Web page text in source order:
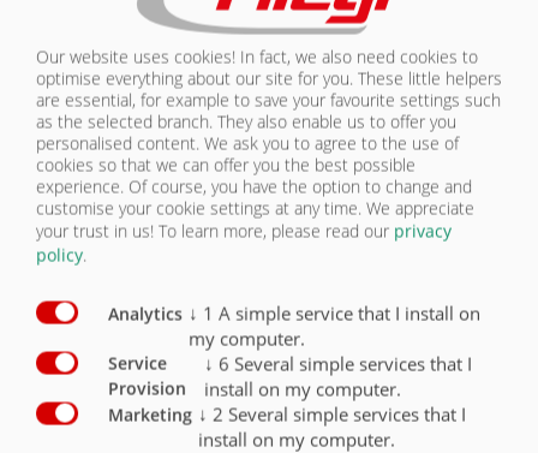
производства. В
качестве обеспечения
наших финансовых
решений мы теперь
используем
финансируемые
машины.
Выгодные и
неизменные
условия
фиксированными на
весь срок действия
кредита. Это дает
уверенность при
планировании.
Our website uses cookies! In fact, we also need cookies to
optimise everything about our site for you. These little helpers
are essential, for example to save your favourite settings such
as the selected branch. They also enable us to offer you
personalised content. We ask you to agree to the use of
cookies so that we can offer you the best possible
experience. Of course, you have the option to change and
customise your cookie settings at any time. We appreciate
your trust in us! To learn more, please read our privacy
policy.
Analytics ↓ 1 A simple service that I install on
my computer.
Service
Provision
↓ 6 Several simple services that I
install on my computer.
Marketing ↓ 2 Several simple services that I
install on my computer.